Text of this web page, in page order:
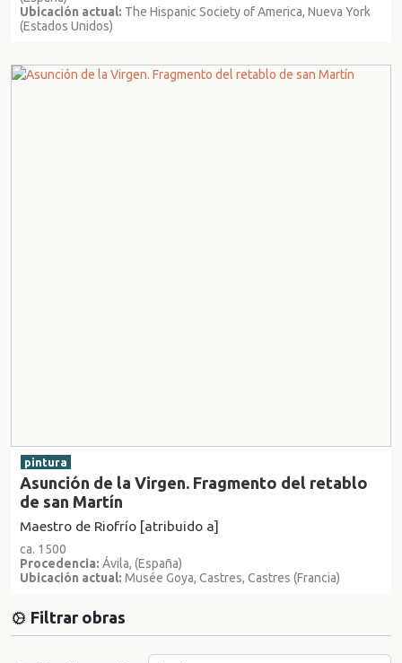
Ubicación actual: The Hispanic Society of America, Nueva York
(Estados Unidos)
pintura
Asunción de la Virgen. Fragmento del retablo
de san Martín
Maestro de Riofrío [atribuido a]
ca. 1500
Procedencia: Ávila, (España)
Ubicación actual: Musée Goya, Castres, Castres (Francia)
Filtrar obras